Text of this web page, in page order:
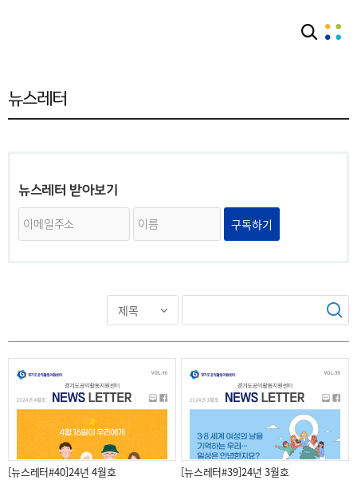
뉴스레터
뉴스레터 받아보기
구독하기
[뉴스레터#40]24년 4월호 [뉴스레터#39]24년 3월호